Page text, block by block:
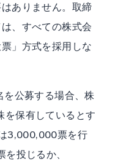
ありません。取締
、すべての株式会
」方式を採用しな
公募する場合、株
保有しているとす
3,000,000票を行
投じるか、